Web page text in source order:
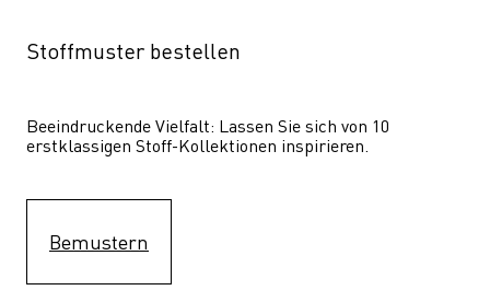
Stoffmuster bestellen
Beeindruckende Vielfalt: Lassen Sie sich von 10
erstklassigen Stoff-Kollektionen inspirieren.
Bemustern